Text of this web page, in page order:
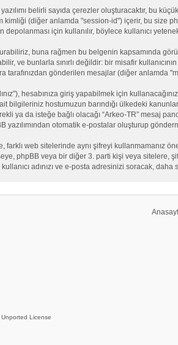
belirli sayıda çerezler oluşturacaktır, bu
(diğer anlamda "session-id") içerir, bu size
için kullanılır, böylece kullanıcı
buna rağmen bu belgenin kapsamında
ve bunlarla sınırlı değildir: bir misafir
tarafınızdan gönderilen mesajlar (diğer anlamda
hesabınıza giriş yapabilmek için
hostumuzun barındığı ülkedeki
ya da isteğe bağlı olacağı “Arkeo-TR” mesaj
yazılımından otomatik e-postalar oluşturup
web sitelerinde aynı şifreyi kullanmamanız
phpBB veya bir diğer 3. parti kişi veya sitelere,
adınızı ve e-posta adresinizi soracak, daha
License